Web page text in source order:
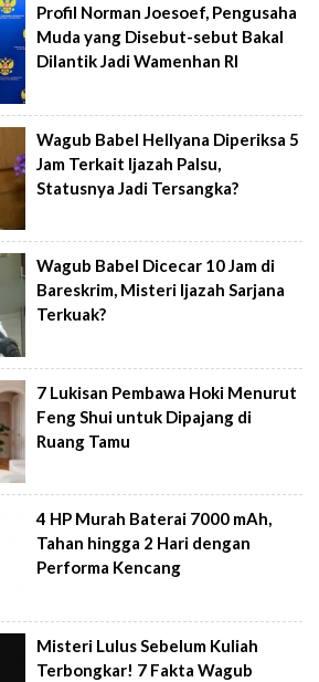
Profil Norman Joesoef, Pengusaha
Muda yang Disebut-sebut Bakal
Dilantik Jadi Wamenhan RI
Wagub Babel Hellyana Diperiksa 5
Jam Terkait Ijazah Palsu,
Statusnya Jadi Tersangka?
Wagub Babel Dicecar 10 Jam di
Bareskrim, Misteri Ijazah Sarjana
Terkuak?
7 Lukisan Pembawa Hoki Menurut
Feng Shui untuk Dipajang di
Ruang Tamu
4 HP Murah Baterai 7000 mAh,
Tahan hingga 2 Hari dengan
Performa Kencang
Misteri Lulus Sebelum Kuliah
Terbongkar! 7 Fakta Wagub